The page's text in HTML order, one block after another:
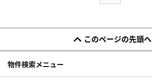
このページの先頭へ
物件検索メニュー